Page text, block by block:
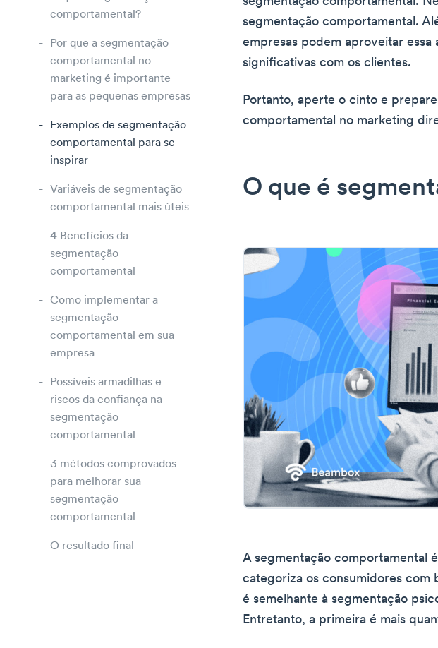
comportamental?
Por que a segmentação
comportamental no
marketing é importante
para as pequenas empresas
Exemplos de segmentação
comportamental para se
inspirar
Variáveis de segmentação
comportamental mais úteis
4 Benefícios da
segmentação
comportamental
Como implementar a
segmentação
comportamental em sua
empresa
Possíveis armadilhas e
riscos da confiança na
segmentação
comportamental
3 métodos comprovados
para melhorar sua
segmentação
comportamental
O resultado final
segmentação comportamental.
empresas podem aproveitar
significativas com os clientes.
Portanto, aperte o cinto e
comportamental no marketing
O que é
A segmentação comportamental
categoriza os consumidores com
é semelhante à segmentação
Entretanto, a primeira é mais